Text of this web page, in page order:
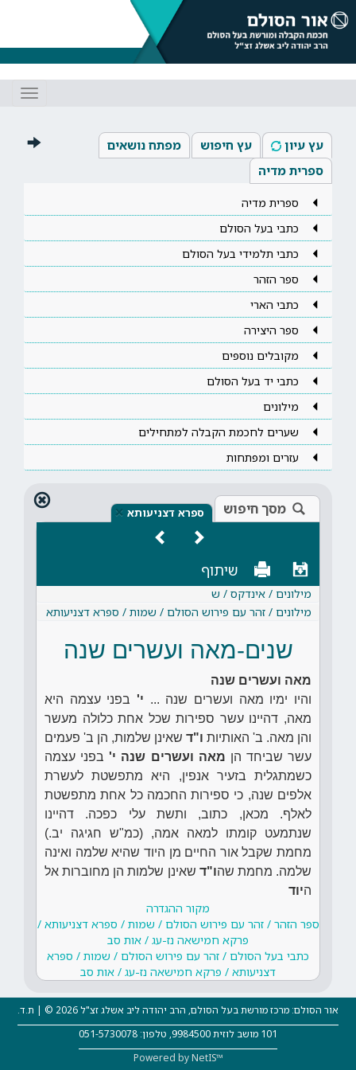
עץ עיון עץ חיפוש
מפתח נושאים
ספרית מדיה
ספרית מדיה
כתבי בעל הסולם
כתבי תלמידי בעל הסולם
ספר הזהר
כתבי הארי
ספר היצירה
מקובלים נוספים
כתבי יד בעל הסולם
מילונים
שערים לחכמת הקבלה למתחילים
עזרים ומפתחות
מסך חיפוש ספרא דצניעותא ×
שיתוף
מילונים / אינדקס / ש
מילונים / זהר עם פירוש הסולם / שמות / ספרא דצניעותא
שנים-מאה ועשרים שנה
מאה ועשרים שנה
והיו ימיו מאה ועשרים שנה ... י' בפני עצמה היא
מאה, דהיינו עשר ספירות שכל אחת כלולה מעשר
והן מאה. ב' האותיות ו"ד שאינן שלמות, הן ב' פעמים
עשר שביחד הן מאה ועשרים שנה י'בפני עצמה
כשמתגלית בזעיר אנפין, היא מתפשטת לעשרת
אלפים שנה, כי ספירות החכמה כל אחת מתפשטת
לאלף. מכאן, כתוב, ותשת עלי כפכה. דהיינו
שנתמעט קומתו למאה אמה, (כמ"ש חגיגה יב.)
מחמת שקבל אור החיים מן היוד שהיא שלמה ואינה
שלמה. מחמת שהו"ד שאינן שלמות הן מחוברות אל
היוד
מקור ההגדרה
ספר הזהר / זהר עם פירוש הסולם / שמות / ספרא דצניעותא /
פרקא חמישאה נז-עג / אות סב
כתבי בעל הסולם / זהר עם פירוש הסולם / שמות / ספרא
דצניעותא / פרקא חמישאה נז-עג / אות סב
אור הסולם: מרכז מורשת בעל הסולם, הרב יהודה ליב אשלג זצ"ל 2026 © | ת.ד.
101 מושב לוזית 9984500, טלפון: 051-5730078
Powered by NetIS™